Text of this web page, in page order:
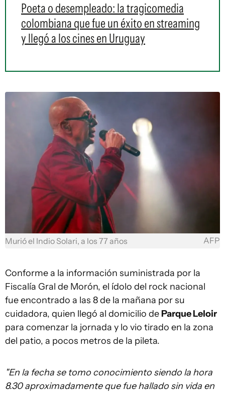
Poeta o desempleado: la tragicomedia
colombiana que fue un éxito en streaming
y llegó a los cines en Uruguay
Murió el Indio Solari, a los 77 años AFP
Conforme a la información suministrada por la
Fiscalía Gral de Morón, el ídolo del rock nacional
fue encontrado a las 8 de la mañana por su
cuidadora, quien llegó al domicilio de Parque Leloir
para comenzar la jornada y lo vio tirado en la zona
del patio, a pocos metros de la pileta.
"En la fecha se tomo conocimiento siendo la hora
8.30 aproximadamente que fue hallado sin vida en